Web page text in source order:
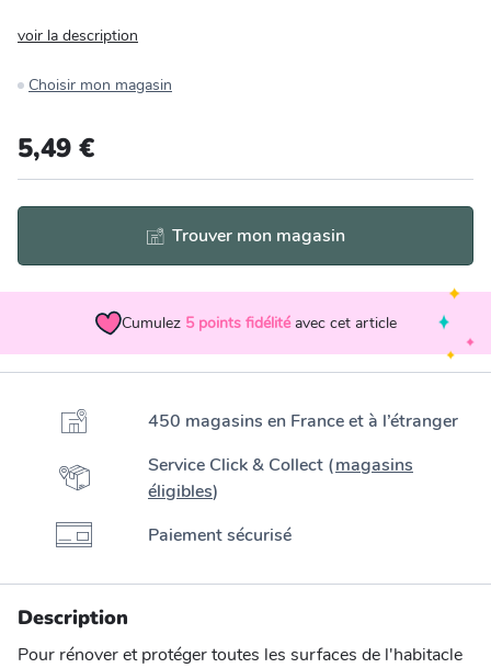
voir la description
Choisir mon magasin
5,49 €
Trouver mon magasin
Cumulez 5 points fidélité avec cet article
450 magasins en France et à l’étranger
Service Click & Collect (magasins
éligibles)
Paiement sécurisé
Description
Pour rénover et protéger toutes les surfaces de l'habitacle